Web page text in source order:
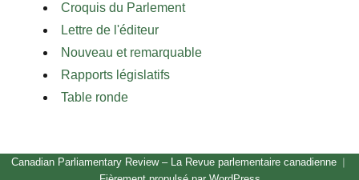
Croquis du Parlement
Lettre de l'éditeur
Nouveau et remarquable
Rapports législatifs
Table ronde
Canadian Parliamentary Review – La Revue parlementaire canadienne